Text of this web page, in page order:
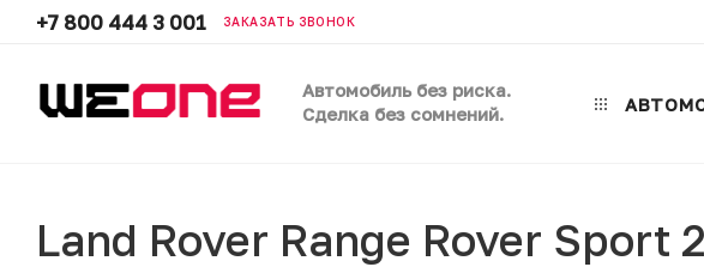
+7 800 444 3 001 ЗАКАЗАТЬ ЗВОНОК
Автомобиль без риска.
Сделка без сомнений.
Land Rover Range Rover Sport